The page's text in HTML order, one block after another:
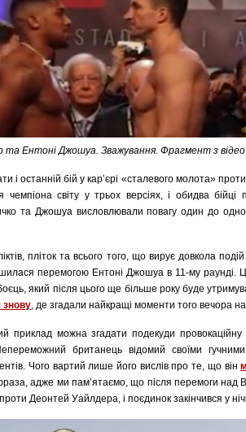
та Ентоні Джошуа. Зважування. Фрагмент з відео
і останній бій у кар’єрі «сталевого молота»
чемпіона світу у трьох версіях, і обидва
та Джошуа висловлювали повагу один до
пліток та всього того, що вирує довкола
перемогою Ентоні Джошуа в 11-му раунді.
який після цього ще більше року буде
знову, де згадали найкращі моменти того вечора
приклад можна згадати подекуди провокаційну
британець відомий своїми
Чого вартий лише його вислів про те, що він
адже ми пам’ятаємо, що після перемоги над
Деонтей Уайлдера, і поєдинок закінчився у